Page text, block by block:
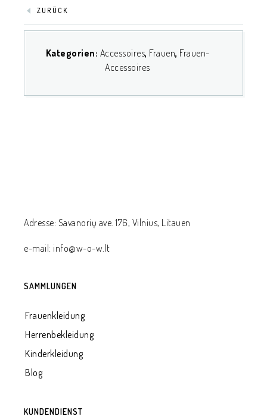
ZURÜCK
Kategorien: Accessoires, Frauen, Frauen-
Accessoires
Adresse: Savanorių ave. 176, Vilnius, Litauen
e-mail: info@w-o-w.lt
SAMMLUNGEN
Frauenkleidung
Herrenbekleidung
Kinderkleidung
Blog
KUNDENDIENST